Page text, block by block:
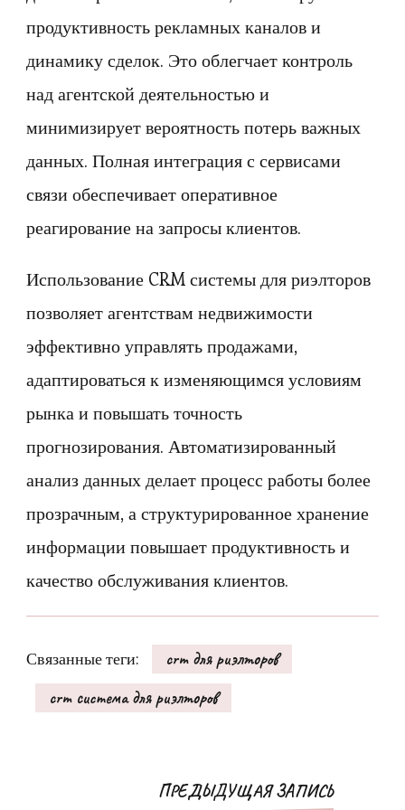
продуктивность рекламных каналов и
динамику сделок. Это облегчает контроль
над агентской деятельностью и
минимизирует вероятность потерь важных
данных. Полная интеграция с сервисами
связи обеспечивает оперативное
реагирование на запросы клиентов.
Использование CRM системы для риэлторов
позволяет агентствам недвижимости
эффективно управлять продажами,
адаптироваться к изменяющимся условиям
рынка и повышать точность
прогнозирования. Автоматизированный
анализ данных делает процесс работы более
прозрачным, а структурированное хранение
информации повышает продуктивность и
качество обслуживания клиентов.
Связанные теги:
crm для риэлторов
crm система для риэлторов
Навигация
ПРЕДЫДУЩАЯ ЗАПИСЬ